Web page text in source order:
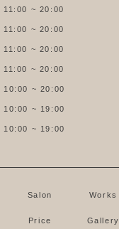
11:00 ~ 20:00
11:00 ~ 20:00
11:00 ~ 20:00
11:00 ~ 20:00
10:00 ~ 20:00
10:00 ~ 19:00
10:00 ~ 19:00
Salon Works
Price Gallery